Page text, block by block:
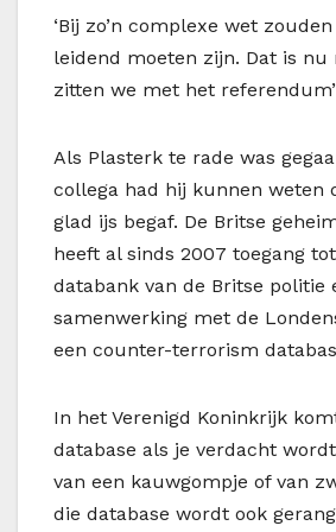
‘Bij zo’n complexe wet
leidend moeten zijn. Dat is nu
zitten we met het referendum’
Als Plasterk te rade was
collega had hij kunnen weten
glad ijs begaf. De Britse
heeft al sinds 2007 toegang
databank van de Britse politie
samenwerking met de
een counter-terrorism
In het Verenigd Koninkrijk
database als je verdacht
van een kauwgompje of van
die database wordt ook